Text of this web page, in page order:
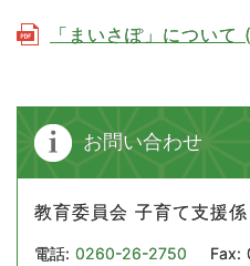
「まいさぽ」につい
お問い合わせ
教育委員会 子育て支援係
電話: 0260-26-2750 Fax: